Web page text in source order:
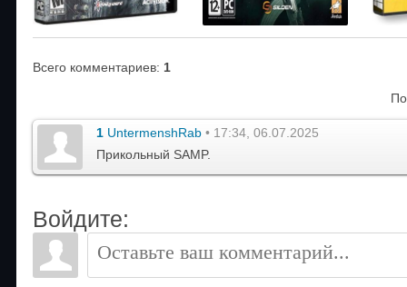
Всего комментариев: 1
1 UntermenshRab • 17:34, 06.07.2025
Прикольный SAMP.
Войдите: